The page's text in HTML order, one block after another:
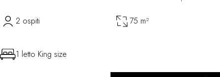
2 ospiti 75 m²
1 letto King size